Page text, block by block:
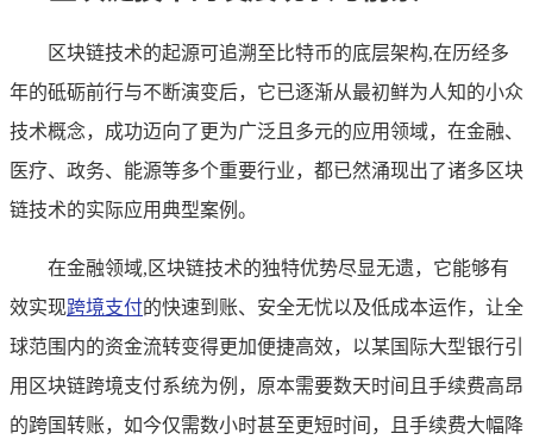
区块链技术的起源可追溯至比特币的底层架构,在历经多
年的砥砺前行与不断演变后，它已逐渐从最初鲜为人知的小众
技术概念，成功迈向了更为广泛且多元的应用领域，在金融、
医疗、政务、能源等多个重要行业，都已然涌现出了诸多区块
链技术的实际应用典型案例。
在金融领域,区块链技术的独特优势尽显无遗，它能够有
效实现跨境支付的快速到账、安全无忧以及低成本运作，让全
球范围内的资金流转变得更加便捷高效，以某国际大型银行引
用区块链跨境支付系统为例，原本需要数天时间且手续费高昂
的跨国转账，如今仅需数小时甚至更短时间，且手续费大幅降